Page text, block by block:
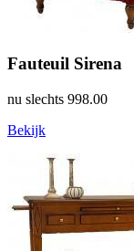
Fauteuil Sirena
nu slechts 998.00
Bekijk